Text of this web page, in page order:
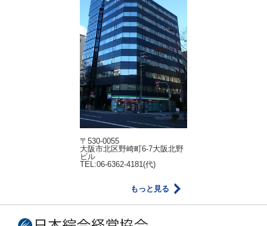
〒530-0055
大阪市北区野崎町6-7大阪北野
ビル
TEL:06-6362-4181(代)
もっと見る